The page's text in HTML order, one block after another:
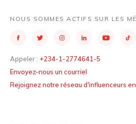
NOUS SOMMES ACTIFS SUR LES
Appeler : +234-1-2774641-5
Envoyez-nous un courriel
Rejoignez notre réseau d'influenceurs